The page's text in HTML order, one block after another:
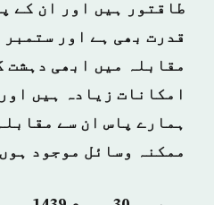
طاقتور ہیں اور ان کے
قدرت بھی ہے اور
مقابلہ میں ابھی دہشت
امکانات زیادہ ہیں
ہمارے پاس ان سے
ممکنہ وسائل موجود